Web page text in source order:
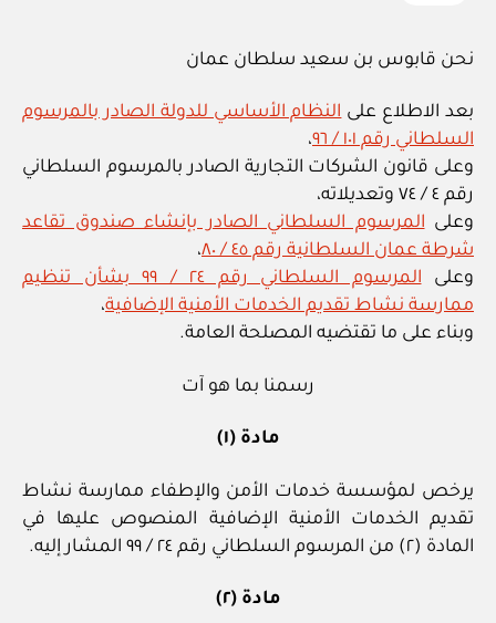
نحن قابوس بن سعيد سلطان عمان
بعد الاطلاع علىالنظام الأساسي للدولة الصادر بالمرسوم
السلطاني رقم ١٠١ / ٩٦
،
وعلى قانون الشركات التجارية الصادر بالمرسوم السلطاني
رقم ٤ / ٧٤ وتعديلاته،
وعلىالمرسوم السلطاني الصادر بإنشاء صندوق تقاعد
شرطة عمان السلطانية رقم ٤٥ / ٨٠
،
وعلى
المرسوم السلطاني رقم ٢٤ / ٩٩ بشأن تنظيم
ممارسة نشاط تقديم الخدمات الأمنية الإضافية،
وبناء على ما تقتضيه المصلحة العامة.
رسمنا بما هو آت
مادة (١)
يرخص لمؤسسة خدمات الأمن والإطفاء ممارسة نشاط
تقديم الخدمات الأمنية الإضافية المنصوص عليها في
المادة (٢) من المرسوم السلطاني رقم ٢٤ / ٩٩ المشار إليه.
مادة (٢)